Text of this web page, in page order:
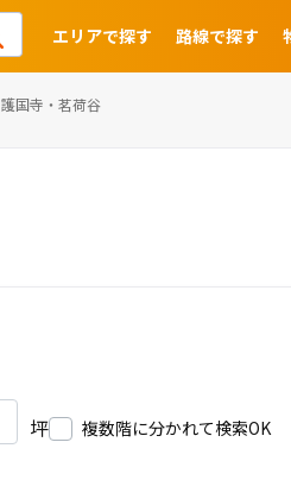
エリアで探す 路線で探す
護国寺・茗荷谷
坪 複数階に分かれて検索OK